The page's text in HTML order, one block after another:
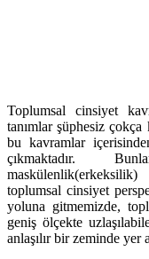
Toplumsal cinsiyet
tanımlar şüphesiz çokça
bu kavramlar
çıkmaktadır.
toplumsal cinsiyet
yoluna gitmemizde,
geniş ölçekte
anlaşılır bir zeminde yer